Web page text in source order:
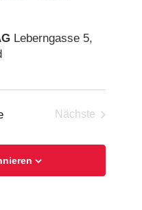
Leberngasse 5,
Nächste